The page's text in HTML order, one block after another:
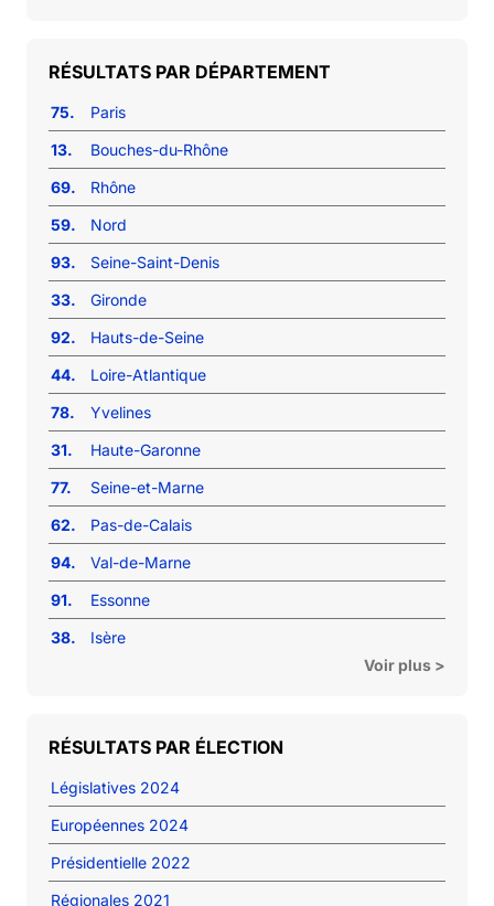
RÉSULTATS PAR DÉPARTEMENT
75.
Paris
13.
Bouches-du-Rhône
69.
Rhône
59.
Nord
93.
Seine-Saint-Denis
33.
Gironde
92.
Hauts-de-Seine
44.
Loire-Atlantique
78.
Yvelines
31.
Haute-Garonne
77.
Seine-et-Marne
62.
Pas-de-Calais
94.
Val-de-Marne
91.
Essonne
38.
Isère
Voir plus >
RÉSULTATS PAR ÉLECTION
Législatives 2024
Européennes 2024
Présidentielle 2022
Régionales 2021